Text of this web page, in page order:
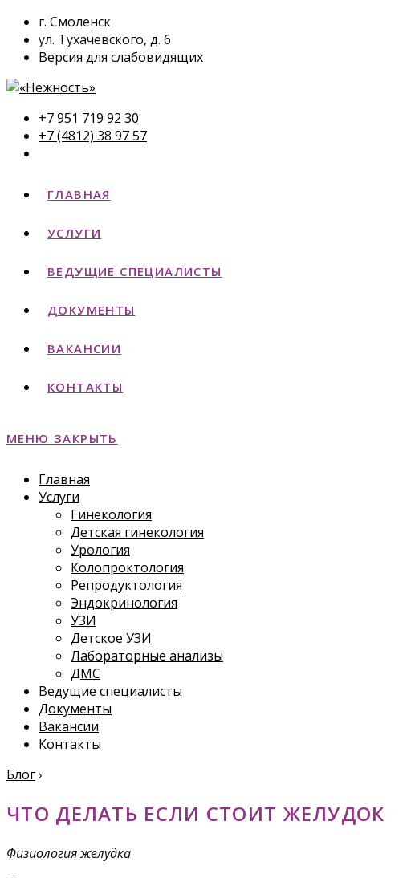
г. Смоленск
ул. Тухачевского, д. 6
Версия для слабовидящих
+7 951 719 92 30
+7 (4812) 38 97 57
ГЛАВНАЯ
УСЛУГИ
ВЕДУЩИЕ СПЕЦИАЛИСТЫ
ДОКУМЕНТЫ
ВАКАНСИИ
КОНТАКТЫ
МЕНЮ ЗАКРЫТЬ
Главная
Услуги
Гинекология
Детская гинекология
Урология
Колопроктология
Репродуктология
Эндокринология
УЗИ
Детское УЗИ
Лабораторные анализы
ДМС
Ведущие специалисты
Документы
Вакансии
Контакты
Блог›
ЧТО ДЕЛАТЬ ЕСЛИ СТОИТ ЖЕЛУДОК
Физиология желудка